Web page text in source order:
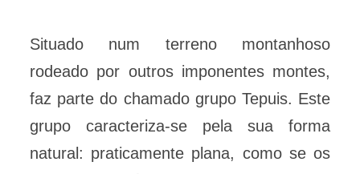
Situado num terreno montanhoso
rodeado por outros imponentes montes,
faz parte do chamado grupo Tepuis. Este
grupo caracteriza-se pela sua forma
natural: praticamente plana, como se os